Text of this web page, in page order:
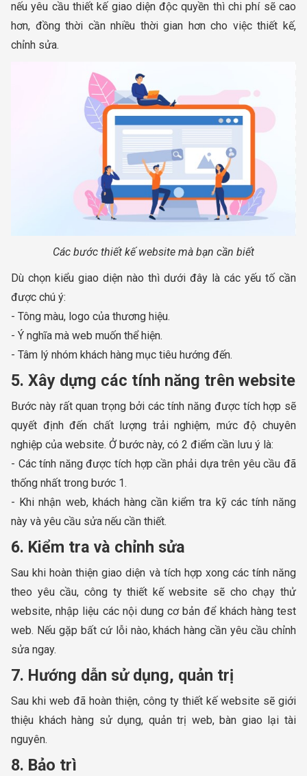
nếu yêu cầu thiết kế giao diện độc quyền thì chi phí sẽ cao
hơn, đồng thời cần nhiều thời gian hơn cho việc thiết kế,
chỉnh sửa.
Các bước thiết kế website mà bạn cần biết
Dù chọn kiểu giao diện nào thì dưới đây là các yếu tố cần
được chú ý:
- Tông màu, logo của thương hiệu.
- Ý nghĩa mà web muốn thể hiện.
- Tâm lý nhóm khách hàng mục tiêu hướng đến.
5. Xây dựng các tính năng trên website
Bước này rất quan trọng bởi các tính năng được tích hợp sẽ
quyết định đến chất lượng trải nghiệm, mức độ chuyên
nghiệp của website. Ở bước này, có 2 điểm cần lưu ý là:
- Các tính năng được tích hợp cần phải dựa trên yêu cầu đã
thống nhất trong bước 1.
- Khi nhận web, khách hàng cần kiểm tra kỹ các tính năng
này và yêu cầu sửa nếu cần thiết.
6. Kiểm tra và chỉnh sửa
Sau khi hoàn thiện giao diện và tích hợp xong các tính năng
theo yêu cầu, công ty thiết kế website sẽ cho chạy thử
website, nhập liệu các nội dung cơ bản để khách hàng test
web. Nếu gặp bất cứ lỗi nào, khách hàng cần yêu cầu chỉnh
sửa ngay.
7. Hướng dẫn sử dụng, quản trị
Sau khi web đã hoàn thiện, công ty thiết kế website sẽ giới
thiệu khách hàng sử dụng, quản trị web, bàn giao lại tài
nguyên.
8. Bảo trì